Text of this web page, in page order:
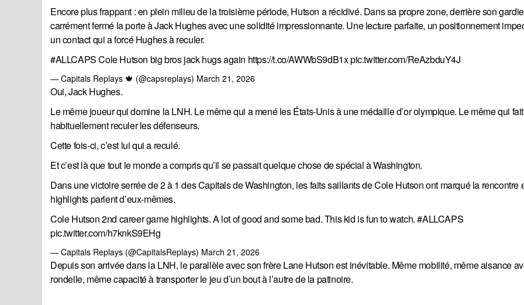
Encore plus frappant : en plein milieu de la troisième période, Hutson a récidivé. Dans sa propre zone, derrière son
carrément fermé la porte à Jack Hughes avec une solidité impressionnante. Une lecture parfaite, un positionnement
un contact qui a forcé Hughes à reculer.
#ALLCAPSCole Hutson big bros jack hugs again https://t.co/AWWbS9dB1xpic.twitter.com/ReAzbduY4J
— Capitals Replays 🍁 (@capsreplays) March 21, 2026
Oui, Jack Hughes.
Le même joueur qui domine la LNH. Le même qui a mené les États-Unis à une médaille d’or olympique. Le même qui fait
habituellement reculer les défenseurs.
Cette fois-ci, c’est lui qui a reculé.
Et c’est là que tout le monde a compris qu’il se passait quelque chose de spécial à Washington.
Dans une victoire serrée de 2 à 1 des Capitals de Washington, les faits saillants de Cole Hutson ont marqué la rencontre
highlights parlent d’eux-mêmes.
Cole Hutson 2nd career game highlights. A lot of good and some bad. This kid is fun to watch.#ALLCAPS
pic.twitter.com/h7knkS9EHg
— Capitals Replays (@CapitalsReplays) March 21, 2026
Depuis son arrivée dans la LNH, le parallèle avec son frère Lane Hutson est inévitable. Même mobilité, même aisance
rondelle, même capacité à transporter le jeu d’un bout à l’autre de la patinoire.